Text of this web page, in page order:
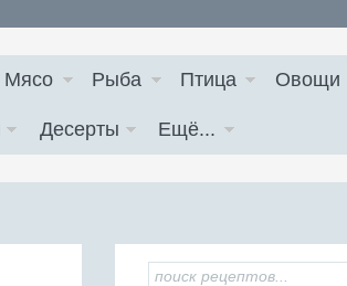
Мясо Рыба Птица Овощи
Десерты Ещё...